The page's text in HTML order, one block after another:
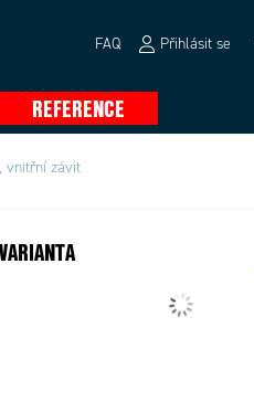
FAQ Přihlásit se
REFERENCE
vnitřní závit